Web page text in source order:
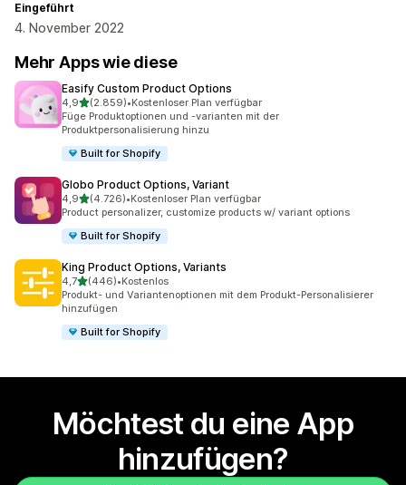
Eingeführt
4. November 2022
Mehr Apps wie diese
Easify Custom Product Options
4,9von 5 Sternen
(2.859)
2859 Rezensionen insgesamt
•Kostenloser Plan verfügbar
Füge Produktoptionen und -varianten mit der
Produktpersonalisierung hinzu
Built for Shopify
Globo Product Options, Variant
4,9von 5 Sternen
(4.726)
4726 Rezensionen insgesamt
•Kostenloser Plan verfügbar
Product personalizer, customize products w/ variant options
Built for Shopify
King Product Options, Variants
4,7von 5 Sternen
(446)
446 Rezensionen insgesamt
•Kostenlos
Produkt- und Variantenoptionen mit dem Produkt-Personalisierer
hinzufügen
Built for Shopify
Möchtest du eine App
hinzufügen?